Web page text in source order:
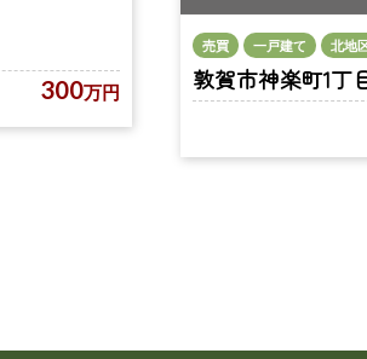
300万円
売買 一戸建て 北地
敦賀市神楽町1丁